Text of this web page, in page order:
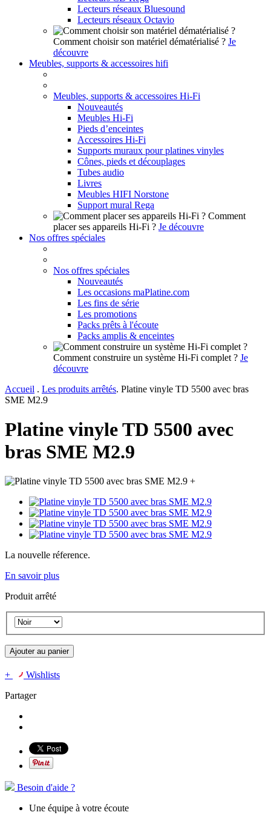
Lecteurs réseaux Bluesound
Lecteurs réseaux Octavio
Comment choisir son matériel dématérialisé ? Je
découvre
Meubles, supports & accessoires hifi
Meubles, supports & accessoires Hi-Fi
Nouveautés
Meubles Hi-Fi
Pieds d’enceintes
Accessoires Hi-Fi
Supports muraux pour platines vinyles
Cônes, pieds et découplages
Tubes audio
Livres
Meubles HIFI Norstone
Support mural Rega
Comment
placer ses appareils Hi-Fi ? Je découvre
Nos offres spéciales
Nos offres spéciales
Nouveautés
Les occasions maPlatine.com
Les fins de série
Les promotions
Packs prêts à l'écoute
Packs amplis & enceintes
Comment construire un système Hi-Fi complet ? Je
découvre
Accueil . Les produits arrêtés. Platine vinyle TD 5500 avec bras
SME M2.9
Platine vinyle TD 5500 avec
bras SME M2.9
+
La nouvelle réference.
En savoir plus
Produit arrêté
Ajouter au panier
+
Wishlists
Partager
Besoin d'aide ?
Une équipe à votre écoute